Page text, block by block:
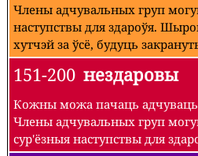
Члены адчувальных груп
наступствы для здароўя.
хутчэй за ўсё, будуць
151-200 нездаровы
Кожны можа пачаць адчуваць
Члены адчувальных груп
сур'ёзныя наступствы для